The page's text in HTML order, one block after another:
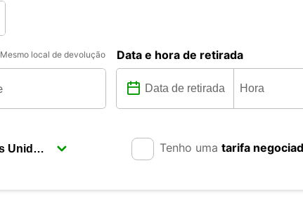
Mesmo local de devolução Data e hora de retirada
Tenho uma tarifa